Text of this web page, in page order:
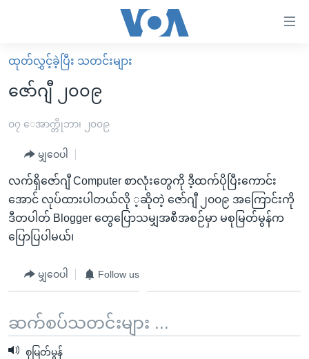
လွယ်ကူ
စေ
Link
များ
ပင်မ
အကြောင်းအရာ
သို့
ကျော်
ပင်မ
ညွန်း
စာမျက်နှာ
မူလစာမျက်နှာ
မြန်မာ
ကမ္ဘာ့သတင်းများ
နိုင်ငံတကာ
အမေရိကန်
တရုတ်
အစ္စရေး-ပါလက်စတိုင်း
သတင်းလွတ်လပ်ခွင့်
ရပ်ဝန်းတခု လမ်းတခု အလွန်
အင်္ဂလိပ်စာလေ့လာမယ်
အမေရိကန်သုံးအီဒီယံ
မကြေးမုံရဲ့ အင်္ဂလိပ်စာ
သုတပဒေသာ အင်္ဂလိပ်စာ
အပတ်စဉ်ကဏ္ဍများ
ရေဒီယို
ရေဒီယိုနှင့်ရုပ်သံ အချက်အလက်များ
ရေဒီယို/တီဗွီအစီအစဉ်
Learning English
ထုတ်လွှင့်ခဲ့ပြီး သတင်းများ
ဇော်ဂျီ ၂၀၀၉
၀၇ ေအာက္တိုဘာ၊ ၂၀၀၉
မျှဝေပါ
လက်ရှိဇော်ဂျီ Computer စာလုံးတွေကို ဒီ့ထက်ပိုပြီးကောင်း
အောင် လုပ်ထားပါတယ်လို ့ဆိုတဲ့ ဇော်ဂျီ ၂၀၀၉ အကြောင်းကို
ဒီတပါတ် Blogger တွေပြောသမျှအစီအစဉ်မှာ မစုမြတ်မွန်က
ပြောပြပါမယ်၊
မျှဝေပါ Follow us
ဆက်စပ်သတင်းများ ...
စုမြတ်မွန်